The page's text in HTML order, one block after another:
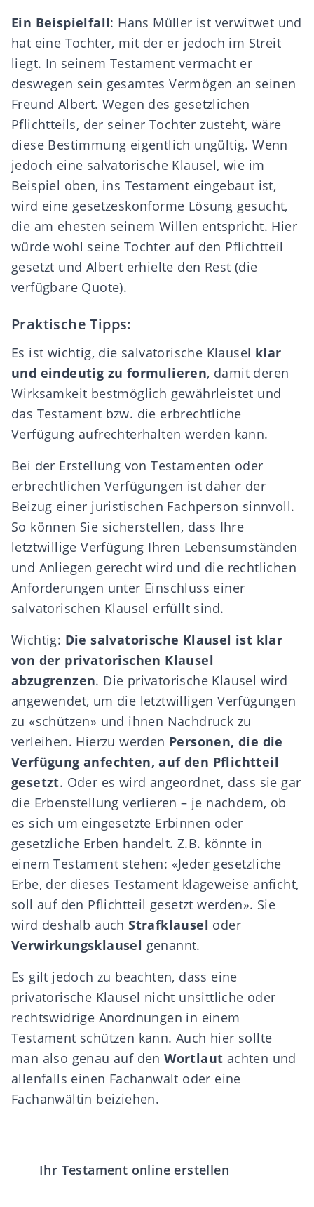
Ein Beispielfall: Hans Müller ist verwitwet und
hat eine Tochter, mit der er jedoch im Streit
liegt. In seinem Testament vermacht er
deswegen sein gesamtes Vermögen an seinen
Freund Albert. Wegen des gesetzlichen
Pflichtteils, der seiner Tochter zusteht, wäre
diese Bestimmung eigentlich ungültig. Wenn
jedoch eine salvatorische Klausel, wie im
Beispiel oben, ins Testament eingebaut ist,
wird eine gesetzeskonforme Lösung gesucht,
die am ehesten seinem Willen entspricht. Hier
würde wohl seine Tochter auf den Pflichtteil
gesetzt und Albert erhielte den Rest (die
verfügbare Quote).
Praktische Tipps:
Es ist wichtig, die salvatorische Klausel klar
und eindeutig zu formulieren, damit deren
Wirksamkeit bestmöglich gewährleistet und
das Testament bzw. die erbrechtliche
Verfügung aufrechterhalten werden kann.
Bei der Erstellung von Testamenten oder
erbrechtlichen Verfügungen ist daher der
Beizug einer juristischen Fachperson sinnvoll.
So können Sie sicherstellen, dass Ihre
letztwillige Verfügung Ihren Lebensumständen
und Anliegen gerecht wird und die rechtlichen
Anforderungen unter Einschluss einer
salvatorischen Klausel erfüllt sind.
Wichtig: Die salvatorische Klausel ist klar
von der privatorischen Klausel
abzugrenzen. Die privatorische Klausel wird
angewendet, um die letztwilligen Verfügungen
zu «schützen» und ihnen Nachdruck zu
verleihen. Hierzu werden Personen, die die
Verfügung anfechten, auf den Pflichtteil
gesetzt. Oder es wird angeordnet, dass sie gar
die Erbenstellung verlieren – je nachdem, ob
es sich um eingesetzte Erbinnen oder
gesetzliche Erben handelt. Z.B. könnte in
einem Testament stehen: «Jeder gesetzliche
Erbe, der dieses Testament klageweise anficht,
soll auf den Pflichtteil gesetzt werden». Sie
wird deshalb auchStrafklausel oder
Verwirkungsklausel genannt.
Es gilt jedoch zu beachten, dass eine
privatorische Klausel nicht unsittliche oder
rechtswidrige Anordnungen in einem
Testament schützen kann. Auch hier sollte
man also genau auf denWortlaut achten und
allenfalls einen Fachanwalt oder eine
Fachanwältin beiziehen.
Ihr Testament online erstellen